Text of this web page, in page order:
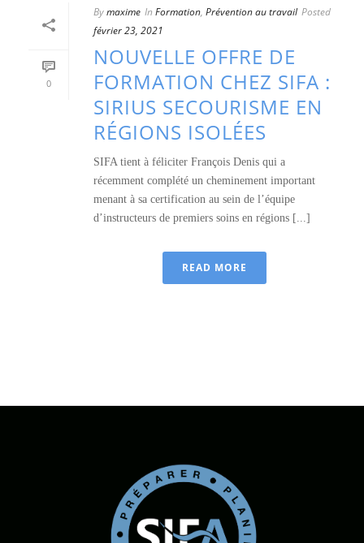
0
Bymaxime In Formation, Prévention au travail Posted
février 23, 2021
NOUVELLE OFFRE DE
FORMATION CHEZ SIFA :
SIRIUS SECOURISME EN
RÉGIONS ISOLÉES
SIFA tient à féliciter François Denis qui a
récemment complété un cheminement important
menant à sa certification au sein de l’équipe
d’instructeurs de premiers soins en régions [...]
READ MORE